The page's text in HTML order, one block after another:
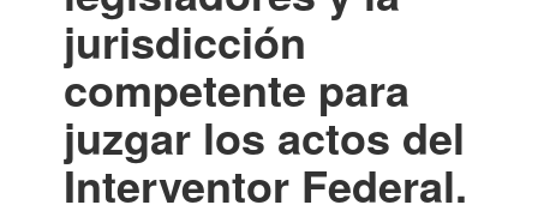
jurisdicción
competente para
juzgar los actos del
Interventor Federal.